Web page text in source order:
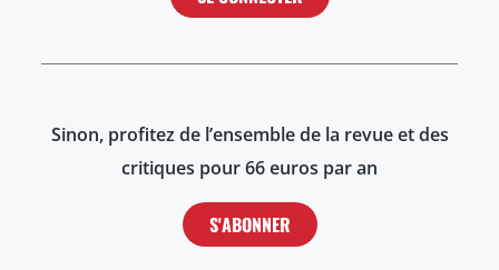
Sinon, profitez de l’ensemble de la revue et des
critiques pour 66 euros par an
S'ABONNER